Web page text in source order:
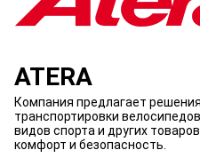
ATERA
Компания предлагает
транспортировки
видов спорта и других
комфорт и безопасность.